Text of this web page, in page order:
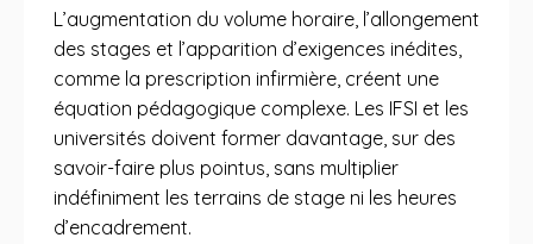
L’augmentation du volume horaire, l’allongement
des stages et l’apparition d’exigences inédites,
comme la prescription infirmière, créent une
équation pédagogique complexe. Les IFSI et les
universités doivent former davantage, sur des
savoir-faire plus pointus, sans multiplier
indéfiniment les terrains de stage ni les heures
d’encadrement.